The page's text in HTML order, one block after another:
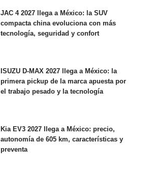
JAC 4 2027 llega a México: la SUV
compacta china evoluciona con más
tecnología, seguridad y confort
ISUZU D-MAX 2027 llega a México: la
primera pickup de la marca apuesta por
el trabajo pesado y la tecnología
Kia EV3 2027 llega a México: precio,
autonomía de 605 km, características y
preventa